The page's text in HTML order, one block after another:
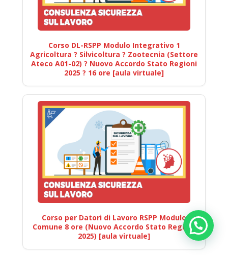
Corso DL-RSPP Modulo Integrativo 1
Agricoltura ? Silvicoltura ? Zootecnia (Settore
Ateco A01-02) ? Nuovo Accordo Stato Regioni
2025 ? 16 ore [aula virtuale]
Corso per Datori di Lavoro RSPP Modulo
Comune 8 ore (Nuovo Accordo Stato Regioni
2025) [aula virtuale]